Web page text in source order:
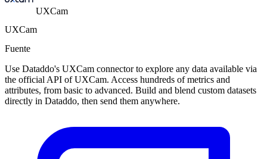
UXCam
UXCam
Fuente
Use Dataddo's UXCam connector to explore any data available via
the official API of UXCam. Access hundreds of metrics and
attributes, from basic to advanced. Build and blend custom datasets
directly in Dataddo, then send them anywhere.